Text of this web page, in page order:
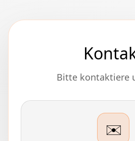
Bitte kontaktiere
✉️